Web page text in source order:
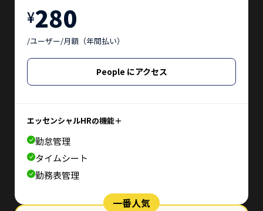
¥280
/ユーザー/月額（年間払い）
People にアクセス
エッセンシャルHRの機能＋
勤怠管理
タイムシート
勤務表管理
一番人気